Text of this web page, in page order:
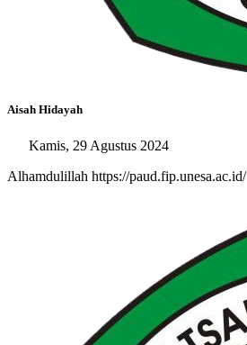
Aisah Hidayah
Kamis, 29 Agustus 2024
Alhamdulillah https://paud.fip.unesa.ac.id/